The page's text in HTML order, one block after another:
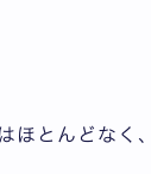
ほとんどなく、